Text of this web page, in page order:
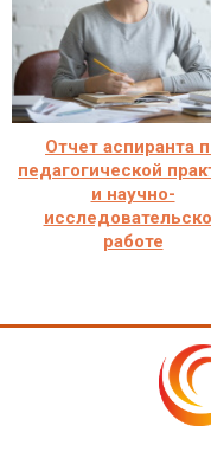
Отчет аспиранта
педагогической
и научно-
работе